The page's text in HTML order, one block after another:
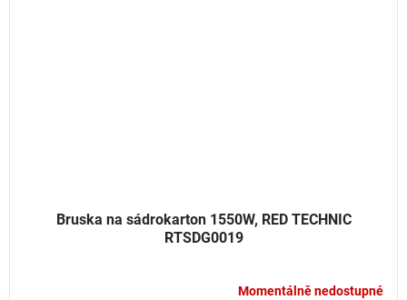
Bruska na sádrokarton 1550W, RED TECHNIC
RTSDG0019
Momentálně nedostupné